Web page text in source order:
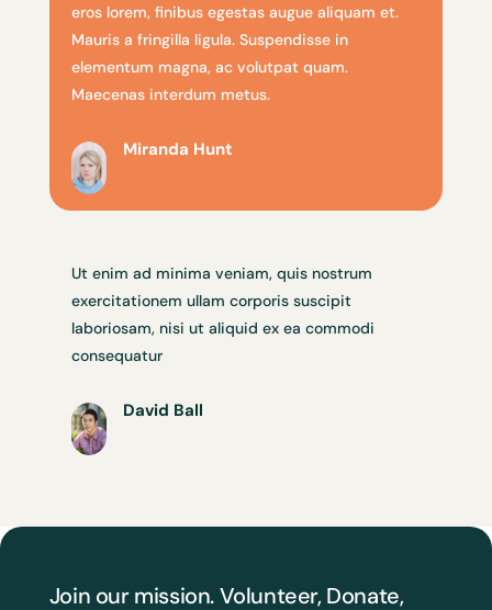
eros lorem, finibus egestas augue aliquam et.
Mauris a fringilla ligula. Suspendisse in
elementum magna, ac volutpat quam.
Maecenas interdum metus.
Miranda Hunt
Ut enim ad minima veniam, quis nostrum
exercitationem ullam corporis suscipit
laboriosam, nisi ut aliquid ex ea commodi
consequatur
David Ball
Join our mission. Volunteer, Donate,